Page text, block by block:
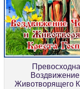
Животворящего